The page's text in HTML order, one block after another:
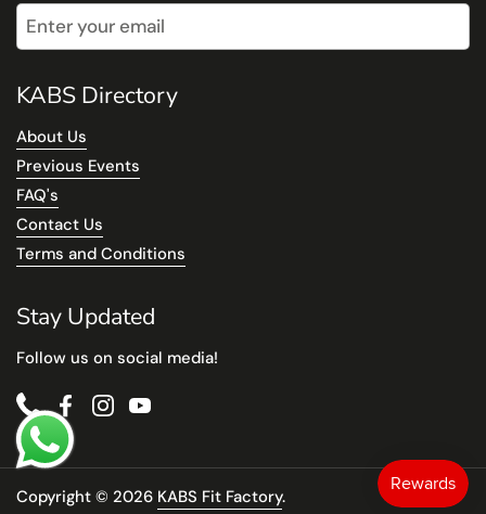
KABS Directory
About Us
Previous Events
FAQ's
Contact Us
Terms and Conditions
Stay Updated
Follow us on social media!
PhoneFacebook
InstagramYouTube
Copyright © 2026 KABS Fit Factory.